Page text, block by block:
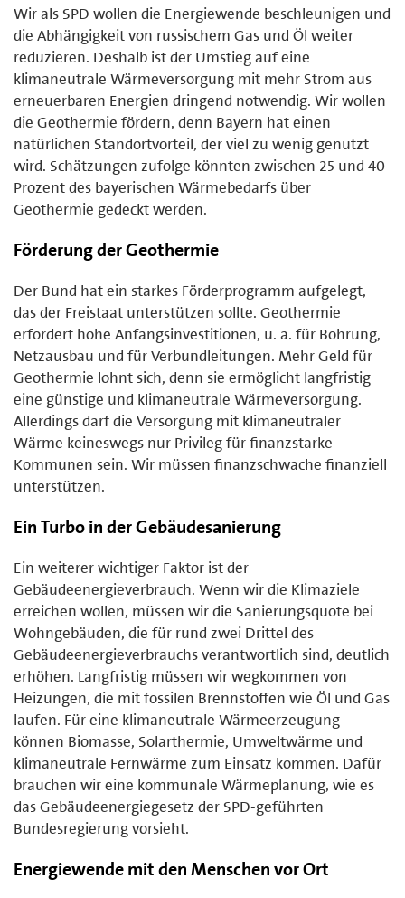
Wir als SPD wollen die Energiewende beschleunigen und
die Abhängigkeit von russischem Gas und Öl weiter
reduzieren. Deshalb ist der Umstieg auf eine
klimaneutrale Wärmeversorgung mit mehr Strom aus
erneuerbaren Energien dringend notwendig. Wir wollen
die Geothermie fördern, denn Bayern hat einen
natürlichen Standortvorteil, der viel zu wenig genutzt
wird. Schätzungen zufolge könnten zwischen 25 und 40
Prozent des bayerischen Wärmebedarfs über
Geothermie gedeckt werden.
Förderung der Geothermie
Der Bund hat ein starkes Förderprogramm aufgelegt,
das der Freistaat unterstützen sollte. Geothermie
erfordert hohe Anfangsinvestitionen, u. a. für Bohrung,
Netzausbau und für Verbundleitungen. Mehr Geld für
Geothermie lohnt sich, denn sie ermöglicht langfristig
eine günstige und klimaneutrale Wärmeversorgung.
Allerdings darf die Versorgung mit klimaneutraler
Wärme keineswegs nur Privileg für finanzstarke
Kommunen sein. Wir müssen finanzschwache finanziell
unterstützen.
Ein Turbo in der Gebäudesanierung
Ein weiterer wichtiger Faktor ist der
Gebäudeenergieverbrauch. Wenn wir die Klimaziele
erreichen wollen, müssen wir die Sanierungsquote bei
Wohngebäuden, die für rund zwei Drittel des
Gebäudeenergieverbrauchs verantwortlich sind, deutlich
erhöhen. Langfristig müssen wir wegkommen von
Heizungen, die mit fossilen Brennstoffen wie Öl und Gas
laufen. Für eine klimaneutrale Wärmeerzeugung
können Biomasse, Solarthermie, Umweltwärme und
klimaneutrale Fernwärme zum Einsatz kommen. Dafür
brauchen wir eine kommunale Wärmeplanung, wie es
das Gebäudeenergiegesetz der SPD-geführten
Bundesregierung vorsieht.
Energiewende mit den Menschen vor Ort